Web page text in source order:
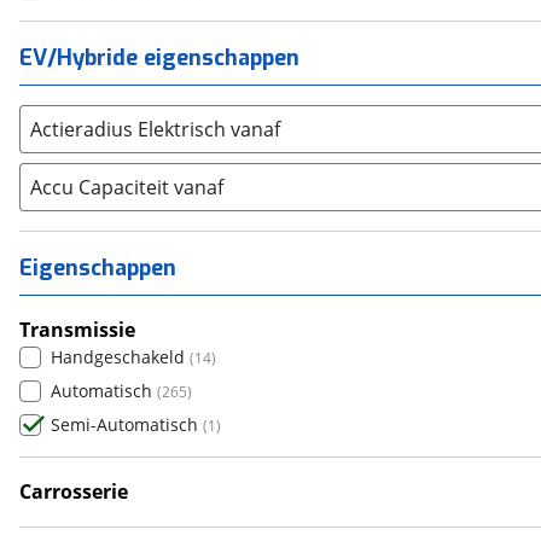
Suzuki
Toyota (9)
Volvo (11)
Alle merken
Abarth (0)
Aiways
Alfa Romeo
Alpina (
Alpine (0)
Aston Martin (0)
Audi (11)
Austin (0)
Auto Union
Benimar (0)
EV/Hybride eigenschappen
Actieradius Elektrisch vanaf
Accu Capaciteit vanaf
Eigenschappen
Transmissie
Handgeschakeld (14)
Automatisch (265)
Semi-Automatisch (1)
Carrosserie